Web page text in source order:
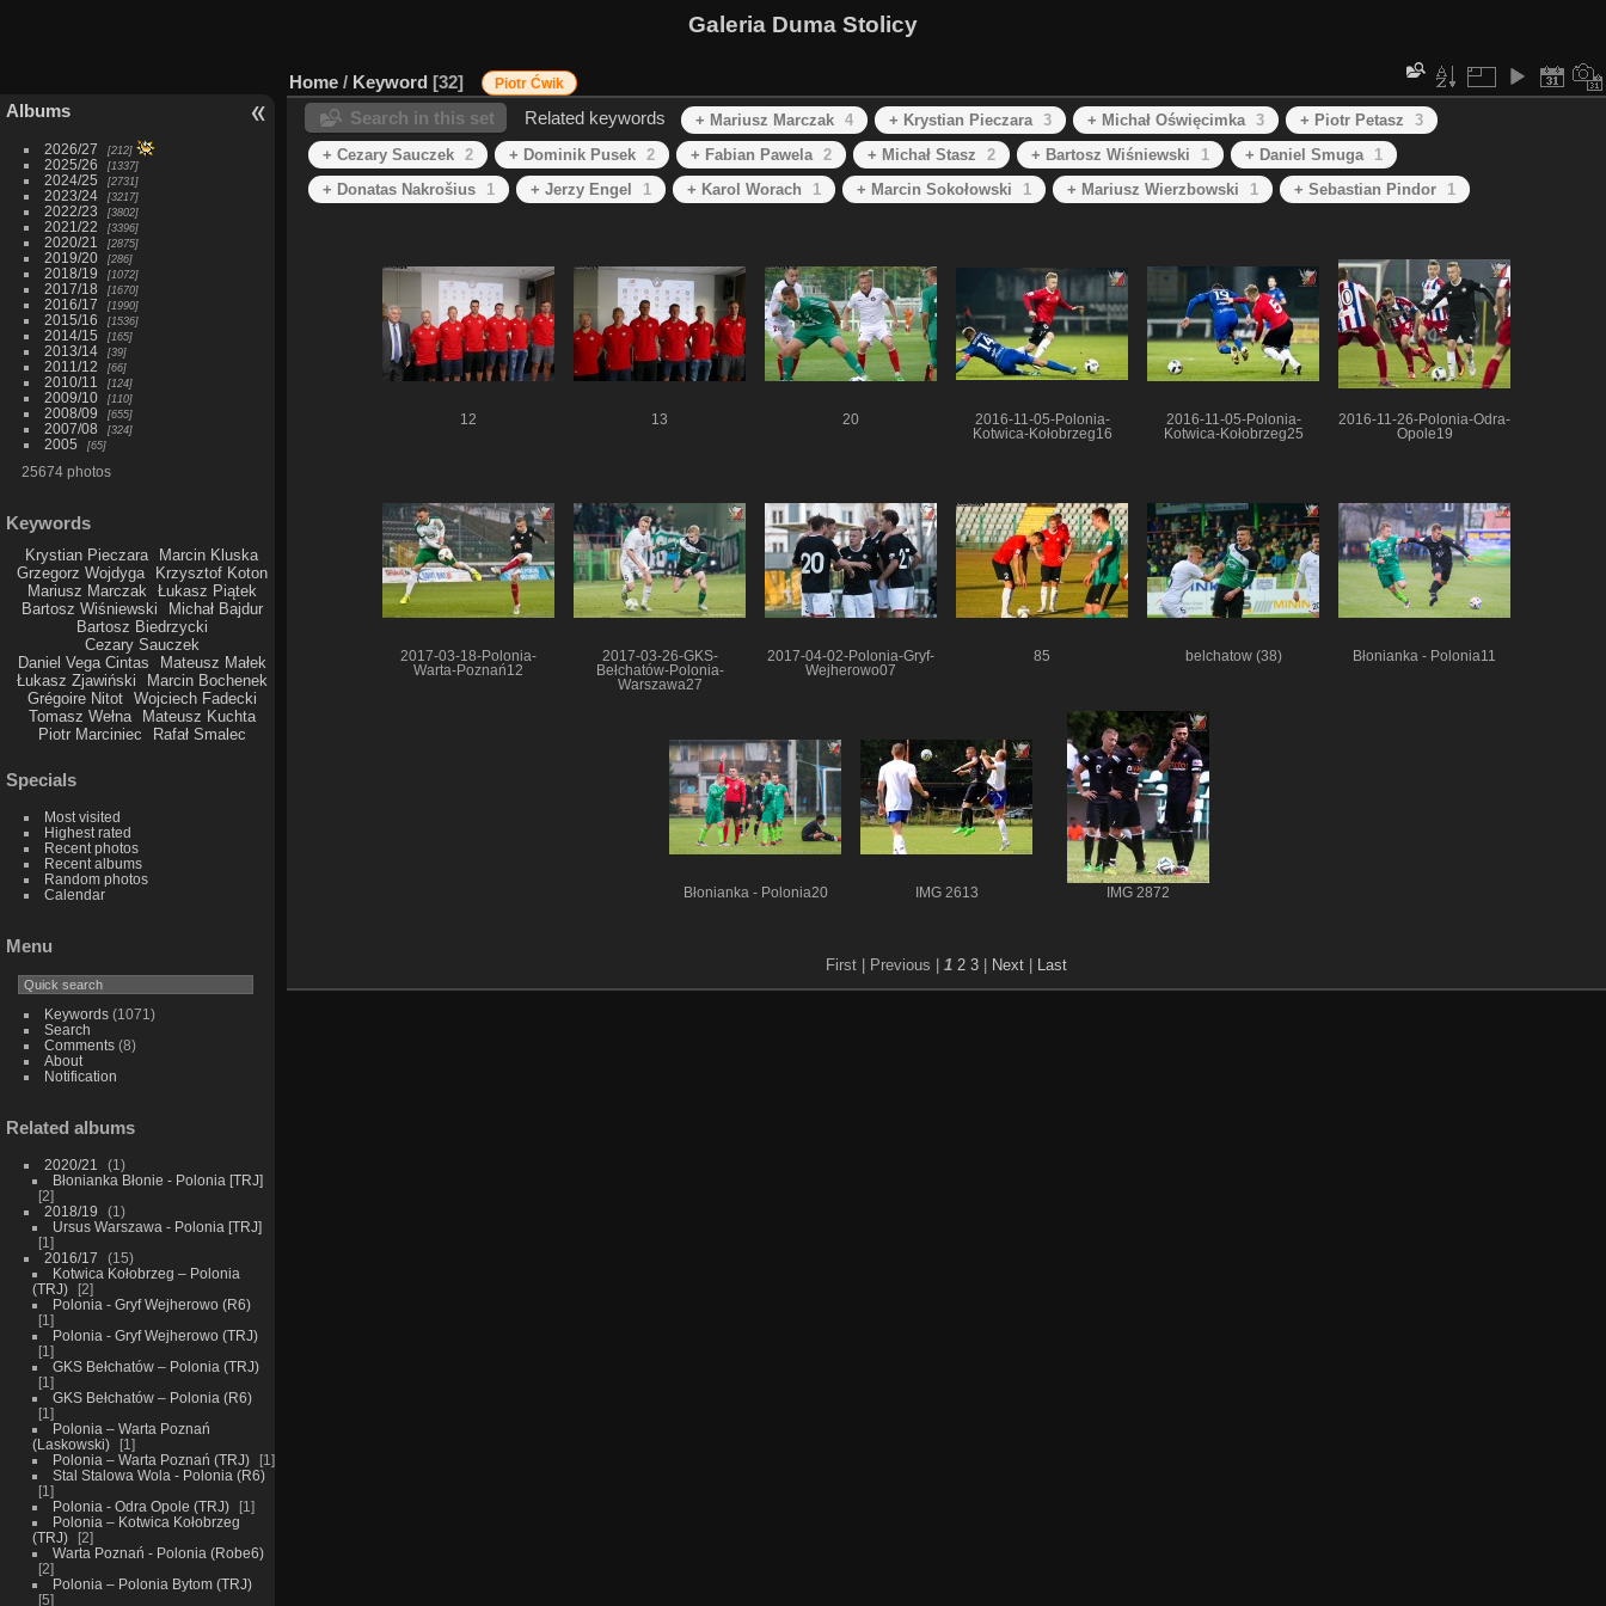
Galeria Duma Stolicy
Albums
2026/27 212
2025/26 1337
2024/25 2731
2023/24 3217
2022/23 3802
2021/22 3396
2020/21 2875
2019/20 286
2018/19 1072
2017/18 1670
2016/17 1990
2015/16 1536
2014/15 165
2013/14 39
2011/12 66
2010/11 124
2009/10 110
2008/09 655
2007/08 324
2005 65
25674 photos
Keywords
Krystian Pieczara
Marcin Kluska
Grzegorz Wojdyga
Krzysztof Koton
Mariusz Marczak
Łukasz Piątek
Bartosz Wiśniewski
Michał Bajdur
Bartosz Biedrzycki
Cezary Sauczek
Daniel Vega Cintas
Mateusz Małek
Łukasz Zjawiński
Marcin Bochenek
Grégoire Nitot
Wojciech Fadecki
Tomasz Wełna
Mateusz Kuchta
Piotr Marciniec
Rafał Smalec
Specials
Most visited
Highest rated
Recent photos
Recent albums
Random photos
Calendar
Menu
Keywords(1071)
Search
Comments(8)
About
Notification
Related albums
2020/21
1
Błonianka Błonie - Polonia [TRJ]
2
2018/19
1
Ursus Warszawa - Polonia [TRJ]
1
2016/17
15
Kotwica Kołobrzeg – Polonia
(TRJ)
2
Polonia - Gryf Wejherowo (R6)
1
Polonia - Gryf Wejherowo (TRJ)
1
GKS Bełchatów – Polonia (TRJ)
1
GKS Bełchatów – Polonia (R6)
1
Polonia – Warta Poznań
(Laskowski)
1
Polonia – Warta Poznań (TRJ)
1
Stal Stalowa Wola - Polonia (R6)
1
Polonia - Odra Opole (TRJ)
1
Polonia – Kotwica Kołobrzeg
(TRJ)
2
Warta Poznań - Polonia (Robe6)
2
Polonia – Polonia Bytom (TRJ)
5
Home / Keyword 32 Piotr Ćwik
Search in this set Related keywords + Mariusz Marczak 4 + Krystian Pieczara 3 + Michał Oświęcimka 3 + Piotr Petasz
3
+ Cezary Sauczek 2 + Dominik Pusek 2 + Fabian Pawela 2 + Michał Stasz 2 + Bartosz Wiśniewski 1 + Daniel Smuga
1
+ Donatas Nakrošius
1 + Jerzy Engel 1 + Karol Worach 1 + Marcin Sokołowski 1 + Mariusz Wierzbowski 1 + Sebastian Pindor 1
12 13 20
2016-11-05-Polonia-
Kotwica-Kołobrzeg16
2016-11-05-Polonia-
Kotwica-Kołobrzeg25
2016-11-26-Polonia-Odra-
Opole19
2017-03-18-Polonia-
Warta-Poznań12
2017-03-26-GKS-
Bełchatów-Polonia-
Warszawa27
2017-04-02-Polonia-Gryf-
Wejherowo07
85 belchatow (38) Błonianka - Polonia11
Błonianka - Polonia20 IMG 2613 IMG 2872
First | Previous | 1 2 3 Next Last